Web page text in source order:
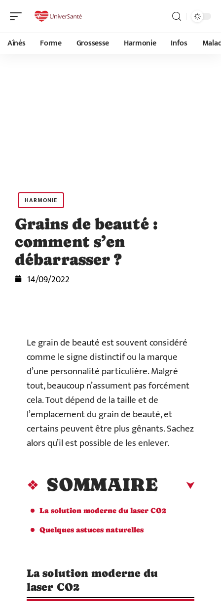
Aînés Forme Grossesse Harmonie Infos
HARMONIE
Grains de beauté :
comment s’en
débarrasser ?
14/09/2022
Le grain de beauté est souvent considéré
comme le signe distinctif ou la marque
d’une personnalité particulière. Malgré
tout, beaucoup n’assument pas forcément
cela. Tout dépend de la taille et de
l’emplacement du grain de beauté, et
certains peuvent être plus gênants. Sachez
alors qu’il est possible de les enlever.
SOMMAIRE
La solution moderne du laser CO2
Quelques astuces naturelles
La solution moderne du
laser CO2